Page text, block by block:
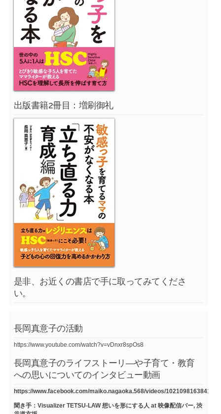
出版書籍2冊目：増刷御礼
是非、お近くの書店で手に取ってみてくださ
い。
長岡真意子の活動
https://www.youtube.com/watch?v=vDnxr8spOs8
長岡真意子のライフストーリ―や子育て・教育
への思いについてのインタビュー動画
https://www.facebook.com/maiko.nagaoka.568/videos/
聞き手：Visualizer TETSU-LAW 想いを形にする人 at 映像配信バー, 渋